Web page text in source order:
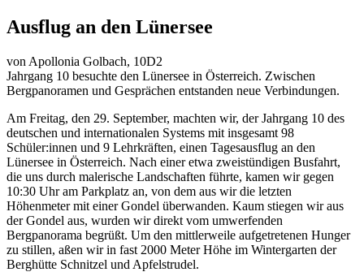
Ausflug an den Lünersee
von Apollonia Golbach, 10D2
Jahrgang 10 besuchte den Lünersee in Österreich. Zwischen
Bergpanoramen und Gesprächen entstanden neue Verbindungen.
Am Freitag, den 29. September, machten wir, der Jahrgang 10 des
deutschen und internationalen Systems mit insgesamt 98
Schüler:innen und 9 Lehrkräften, einen Tagesausflug an den
Lünersee in Österreich. Nach einer etwa zweistündigen Busfahrt,
die uns durch malerische Landschaften führte, kamen wir gegen
10:30 Uhr am Parkplatz an, von dem aus wir die letzten
Höhenmeter mit einer Gondel überwanden. Kaum stiegen wir aus
der Gondel aus, wurden wir direkt vom umwerfenden
Bergpanorama begrüßt. Um den mittlerweile aufgetretenen Hunger
zu stillen, aßen wir in fast 2000 Meter Höhe im Wintergarten der
Berghütte Schnitzel und Apfelstrudel.